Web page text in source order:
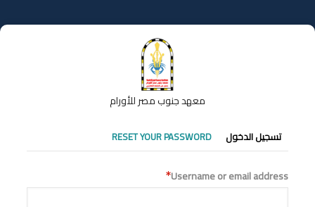
إلى
المحتوى
معهد جنوب مصر للأورام
التبويبات
الأساسية
تسجيل الدخول RESET YOUR PASSWORD
Username or email address